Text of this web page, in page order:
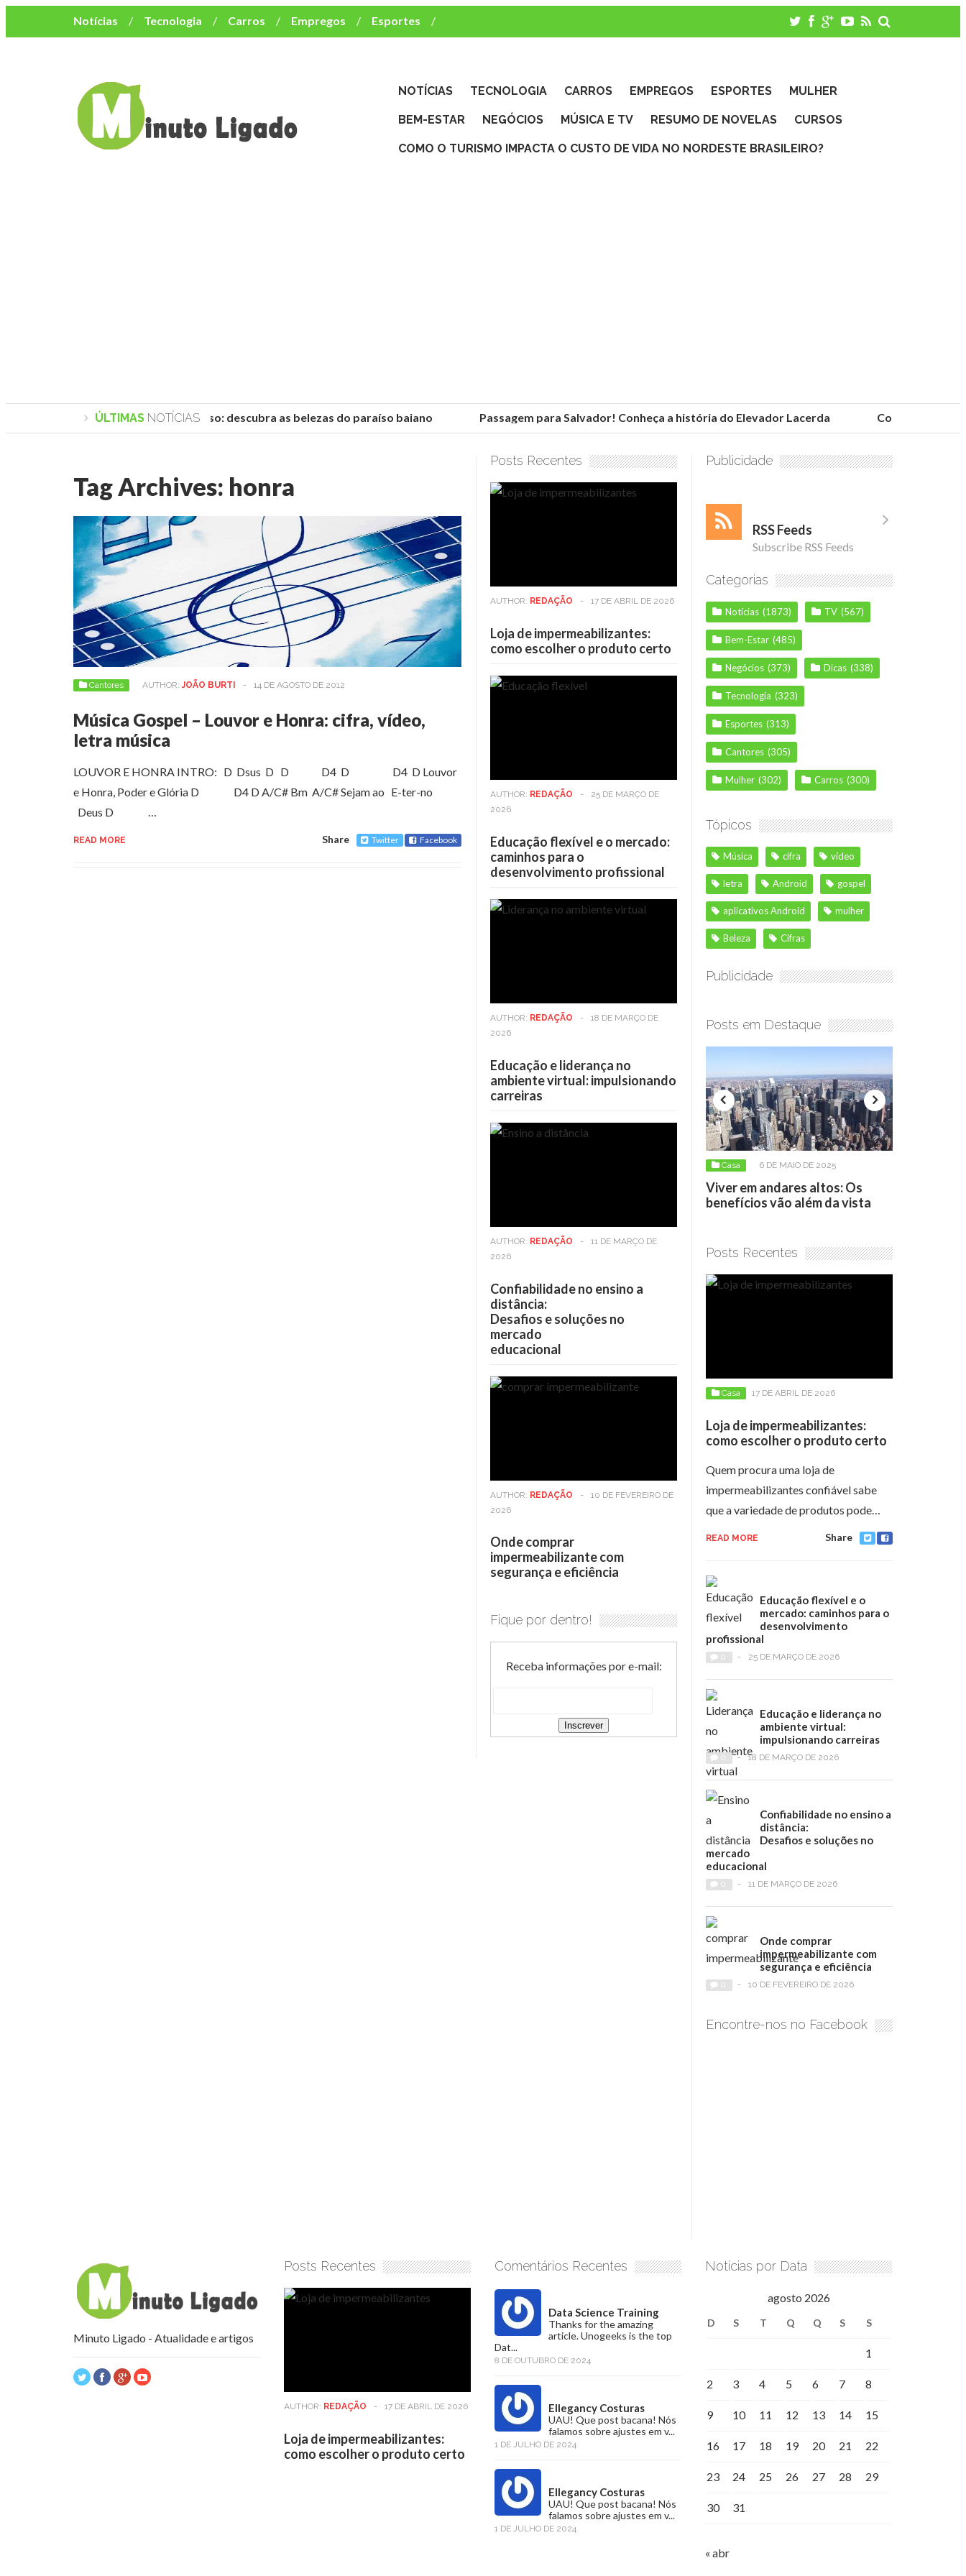
Notícias Tecnologia Carros Empregos
Esportes
Mulher
Bem-Estar Negócios
Música e TV
NOTÍCIAS TECNOLOGIA CARROS EMPREGOS ESPORTES MULHER
BEM-ESTAR NEGÓCIOS MÚSICA E TV RESUMO DE NOVELAS CURSOS
COMO O TURISMO IMPACTA O CUSTO DE VIDA NO NORDESTE BRASILEIRO?
ÚLTIMAS NOTÍCIAS
Praias de Trancoso: descubra as belezas do paraíso baiano Passagem para Salvador! Conheça a história do Elevador Lacerda Conheça as
Tag Archives: honra
Cantores AUTHOR:JOÃO BURTI - 14 DE AGOSTO DE 2012
Música Gospel – Louvor e Honra: cifra, vídeo,
letra música
LOUVOR E HONRA INTRO: D Dsus D D D4 D D4 D Louvor
e Honra, Poder e Glória D D4 D A/C# Bm A/C# Sejam ao E-ter-no
Deus D …
READ MORE Share Twitter Facebook
Posts Recentes
AUTHOR: REDAÇÃO - 17 DE ABRIL DE 2026
Loja de impermeabilizantes:
como escolher o produto certo
AUTHOR: REDAÇÃO -
25 DE MARÇO DE
2026
Educação flexível e o mercado:
caminhos para o
desenvolvimento profissional
AUTHOR: REDAÇÃO -
18 DE MARÇO DE
2026
Educação e liderança no
ambiente virtual: impulsionando
carreiras
AUTHOR: REDAÇÃO -
11 DE MARÇO DE
2026
Confiabilidade no ensino a
distância:
Desafios e soluções no
mercado
educacional
AUTHOR: REDAÇÃO -
10 DE FEVEREIRO DE
2026
Onde comprar
impermeabilizante com
segurança e eficiência
Fique por dentro!
Receba informações por e-mail:
Publicidade
RSS Feeds
Subscribe RSS Feeds
Categorias
Notícias (1873) TV (567)
Bem-Estar (485)
Negócios (373) Dicas (338)
Tecnologia (323)
Esportes (313)
Cantores (305)
Mulher (302) Carros (300)
Tópicos
Música cifra vídeo
letra Android gospel
aplicativos Android mulher
Beleza Cifras
Publicidade
Posts em Destaque
6 DE MAIO DE 2025
Viver em andares altos: Os
benefícios vão além da vista
Casa
Loja de impermeabilizantes:
como escolher o produto
Posts Recentes
Casa 17 DE ABRIL DE 2026
Loja de impermeabilizantes:
como escolher o produto certo
Quem procura uma loja de
impermeabilizantes confiável sabe
que a variedade de produtos pode…
READ MORE Share
Educação flexível e o
mercado: caminhos para o
desenvolvimento
profissional
- 25 DE MARÇO DE 2026
Educação e liderança no
ambiente virtual:
impulsionando carreiras
- 18 DE MARÇO DE 2026
Confiabilidade no ensino a
distância:
Desafios e soluções no
mercado
educacional
- 11 DE MARÇO DE 2026
Onde comprar
impermeabilizante com
segurança e eficiência
- 10 DE FEVEREIRO DE 2026
Encontre-nos no Facebook
Minuto Ligado - Atualidade e artigos
Posts Recentes
AUTHOR: REDAÇÃO - 17 DE ABRIL DE 2026
Loja de impermeabilizantes:
como escolher o produto certo
Comentários Recentes
Data Science Training
Thanks for the amazing
article. Unogeeks is the top
Dat...
8 DE OUTUBRO DE 2024
Ellegancy Costuras
UAU! Que post bacana! Nós
falamos sobre ajustes em v...
1 DE JULHO DE 2024
Ellegancy Costuras
UAU! Que post bacana! Nós
falamos sobre ajustes em v...
1 DE JULHO DE 2024
Notícias por Data
agosto 2026
D S T Q Q S S
1
2 3 4 5 6 7 8
9 10 11 12 13 14 15
16 17 18 19 20 21 22
23 24 25 26 27 28 29
30 31
« abr